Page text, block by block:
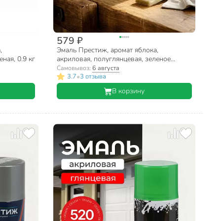
0.9 кг
579 ₽
Эмаль Престиж, аромат яблока,
акриловая, полуглянцевая, зеленое
яблоко, 0.9 кг
Самовывоз: 6 августа
3.7•3 отзыва
В корзину